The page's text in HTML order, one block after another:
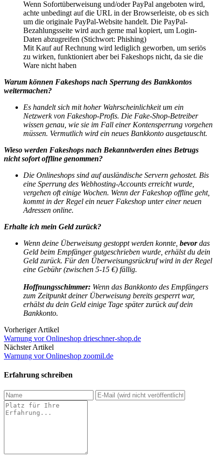
Wenn Sofortüberweisung und/oder PayPal angeboten wird,
achte unbedingt auf die URL in der Browserleiste, ob es sich
um die originale PayPal-Website handelt. Die PayPal-
Bezahlungsseite wird auch gerne mal kopiert, um Login-
Daten abzugreifen (Stichwort: Phishing)
Mit Kauf auf Rechnung wird lediglich geworben, um seriös
zu wirken, funktioniert aber bei Fakeshops nicht, da sie die
Ware nicht haben
Warum können Fakeshops nach Sperrung des Bankkontos
weitermachen?
Es handelt sich mit hoher Wahrscheinlichkeit um ein
Netzwerk von Fakeshop-Profis. Die Fake-Shop-Betreiber
wissen genau, wie sie im Fall einer Kontensperrung vorgehen
müssen. Vermutlich wird ein neues Bankkonto ausgetauscht.
Wieso werden Fakeshops nach Bekanntwerden eines Betrugs
nicht sofort offline genommen?
Die Onlineshops sind auf ausländische Servern gehostet. Bis
eine Sperrung des Webhosting-Accounts erreicht wurde,
vergehen oft einige Wochen. Wenn der Fakeshop offline geht,
kommt in der Regel ein neuer Fakeshop unter einer neuen
Adressen online.
Erhalte ich mein Geld zurück?
Wenn deine Überweisung gestoppt werden konnte, bevordas
Geld beim Empfänger gutgeschrieben wurde, erhälst du dein
Geld zurück. Für den Überweisungsrückruf wird in der Regel
eine Gebühr (zwischen 5-15 €) fällig.
Hoffnungsschimmer: Wenn das Bankkonto des Empfängers
zum Zeitpunkt deiner Überweisung bereits gesperrt war,
erhälst du dein Geld einige Tage später zurück auf dein
Bankkonto.
Vorheriger Artikel
Warnung vor Onlineshop drieschner-shop.de
Nächster Artikel
Warnung vor Onlineshop zoomil.de
Erfahrung schreiben